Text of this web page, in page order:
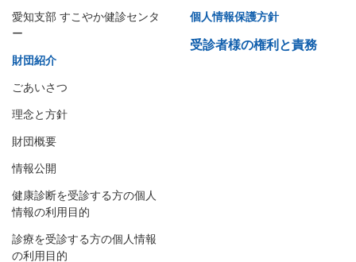
愛知支部 すこやか健診センタ
ー
財団紹介
ごあいさつ
理念と方針
財団概要
情報公開
健康診断を受診する方の個人
情報の利用目的
診療を受診する方の個人情報
の利用目的
個人情報保護方針
受診者様の権利と責務